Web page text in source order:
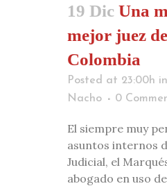
19 Dic Una
mejor juez de
Colombia
Posted at 23:00h in
Nacho
0
El siempre muy
asuntos internos
Judicial, el
abogado en uso